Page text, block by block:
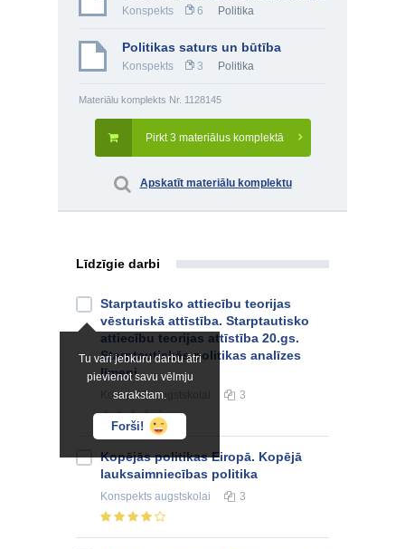
Konspekts 6 Politika
Politikas saturs un būtība
Konspekts 3 Politika
Materiālu komplekts Nr. 1128145
Pirkt 3 materiālus komplektā
Apskatīt materiālu komplektu
Līdzīgie darbi
Tu vari jebkuru darbu ātri
pievienot savu vēlmju
sarakstam.
Forši!
Starptautisko attiecību teorijas
vēsturiskā attīstība. Starptautisko
attiecību teorijas attīstība 20.gs.
Starptautiskās politikas analīzes
līmeņi
Konspektsaugstskolai 3
Kopējās politikas Eiropā. Kopējā
lauksaimniecības politika
Konspekts augstskolai 3